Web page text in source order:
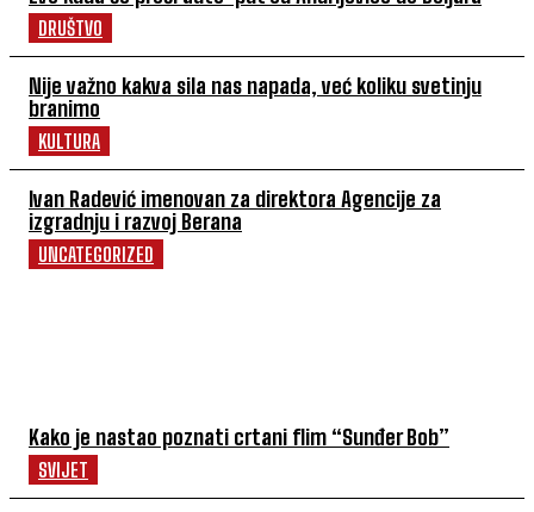
DRUŠTVO
Nije važno kakva sila nas napada, već koliku svetinju
branimo
KULTURA
Ivan Radević imenovan za direktora Agencije za
izgradnju i razvoj Berana
UNCATEGORIZED
Kako je nastao poznati crtani flim “Sunđer Bob”
SVIJET